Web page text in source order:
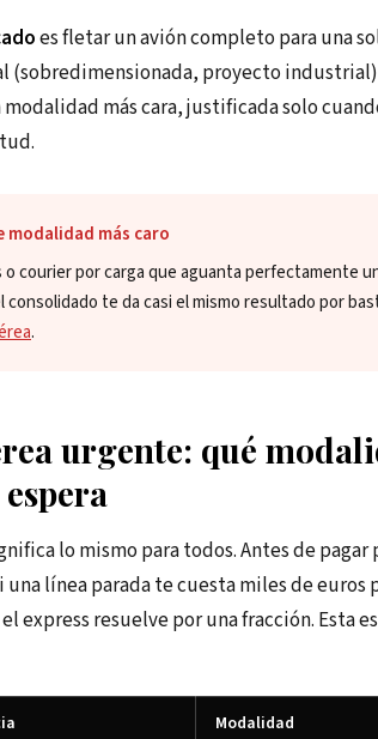
es fletar un avión completo para una
(sobredimensionada, proyecto
modalidad más cara, justificada solo
modalidad más caro
o courier por carga que aguanta perfectamente
te da casi el mismo resultado por
.
urgente: qué
lo mismo para todos. Antes de
una línea parada te cuesta miles de
express resuelve por una fracción. Esta
Modalidad